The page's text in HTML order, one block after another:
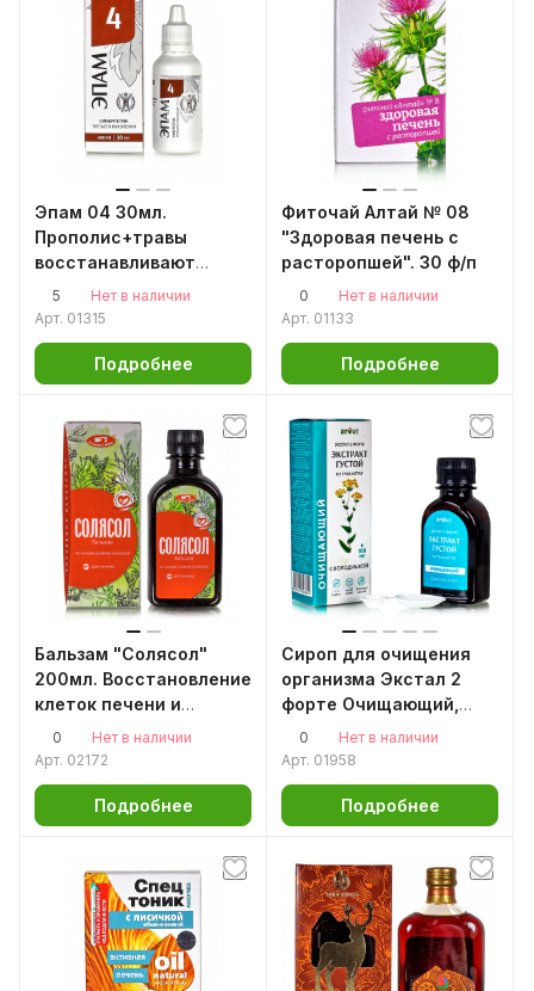
Эпам 04 30мл.
Прополис+травы
восстанавливают
клетки печени,
желчного и
5
Нет в наличии
Арт. 01315
Подробнее
Фиточай Алтай № 08
"Здоровая печень с
расторопшей". 30 ф/п
0
Нет в наличии
Арт. 01133
Подробнее
Бальзам "Солясол"
200мл. Восстановление
клеток печени и
поджелудочной
0
Нет в наличии
Арт. 02172
Подробнее
Сироп для очищения
организма Экстал 2
форте Очищающий,
100мл / для печени,
препятствуют
0
Нет в наличии
Арт. 01958
Подробнее